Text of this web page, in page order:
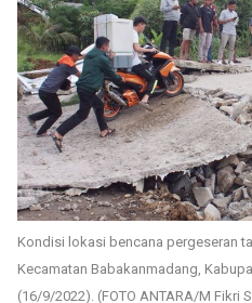
Kondisi lokasi bencana pergeseran
Kecamatan Babakanmadang,
(16/9/2022). (FOTO ANTARA/M Fikri